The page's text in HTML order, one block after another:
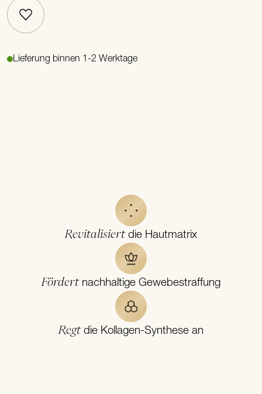
Lieferung binnen 1-2 Werktage
Revitalisiertdie Hautmatrix
Fördertnachhaltige Gewebestraffung
Regtdie Kollagen-Synthese an